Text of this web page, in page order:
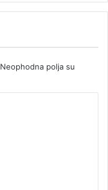
Neophodna polja su